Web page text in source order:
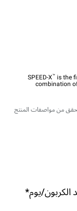
SPEED-X™ is the
combination
من مواصفات المنتج